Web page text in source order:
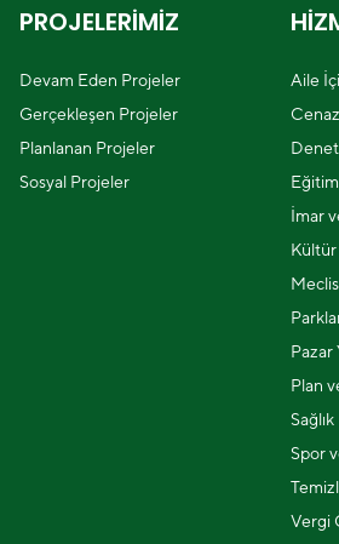
PROJELERİMİZ
Devam Eden Projeler
Gerçekleşen Projeler
Planlanan Projeler
Sosyal Projeler
Aile
İmar
Pazar
Plan
Sağlık
Spor
Vergi